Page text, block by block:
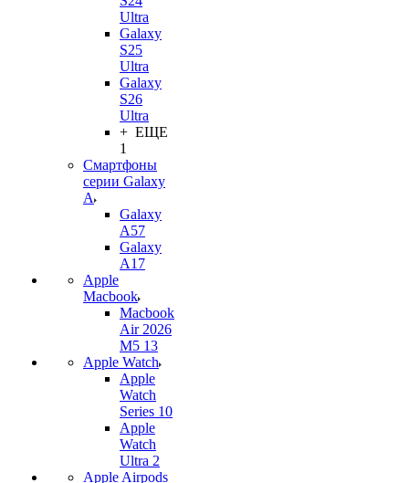
Ultra
Galaxy
S25
Ultra
Galaxy
S26
Ultra
+ ЕЩЕ
1
Смартфоны
серии Galaxy
A
Galaxy
A57
Galaxy
A17
Apple
Macbook
Macbook
Air 2026
M5 13
Apple Watch
Apple
Watch
Series 10
Apple
Watch
Ultra 2
Apple Airpods